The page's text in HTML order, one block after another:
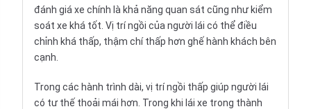
đánh giá xe chính là khả năng quan sát cũng như kiểm
soát xe khá tốt. Vị trí ngồi của người lái có thể điều
chỉnh khá thấp, thậm chí thấp hơn ghế hành khách bên
cạnh.
Trong các hành trình dài, vị trí ngồi thấp giúp người lái
có tư thế thoải mái hơn. Trong khi lái xe trong thành